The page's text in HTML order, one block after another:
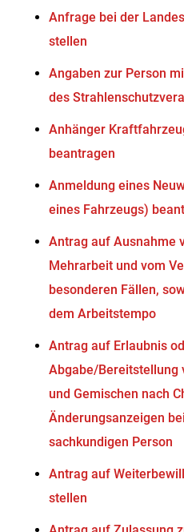
Anfrage bei der
stellen
Angaben zur Person
des
Anhänger
beantragen
Anmeldung eines
eines Fahrzeugs)
Antrag auf Ausnahme
Mehrarbeit und vom
besonderen Fällen,
dem Arbeitstempo
Antrag auf Erlaubnis
Abgabe/Bereitstellung
und Gemischen nach
Änderungsanzeigen
sachkundigen Person
Antrag auf
stellen